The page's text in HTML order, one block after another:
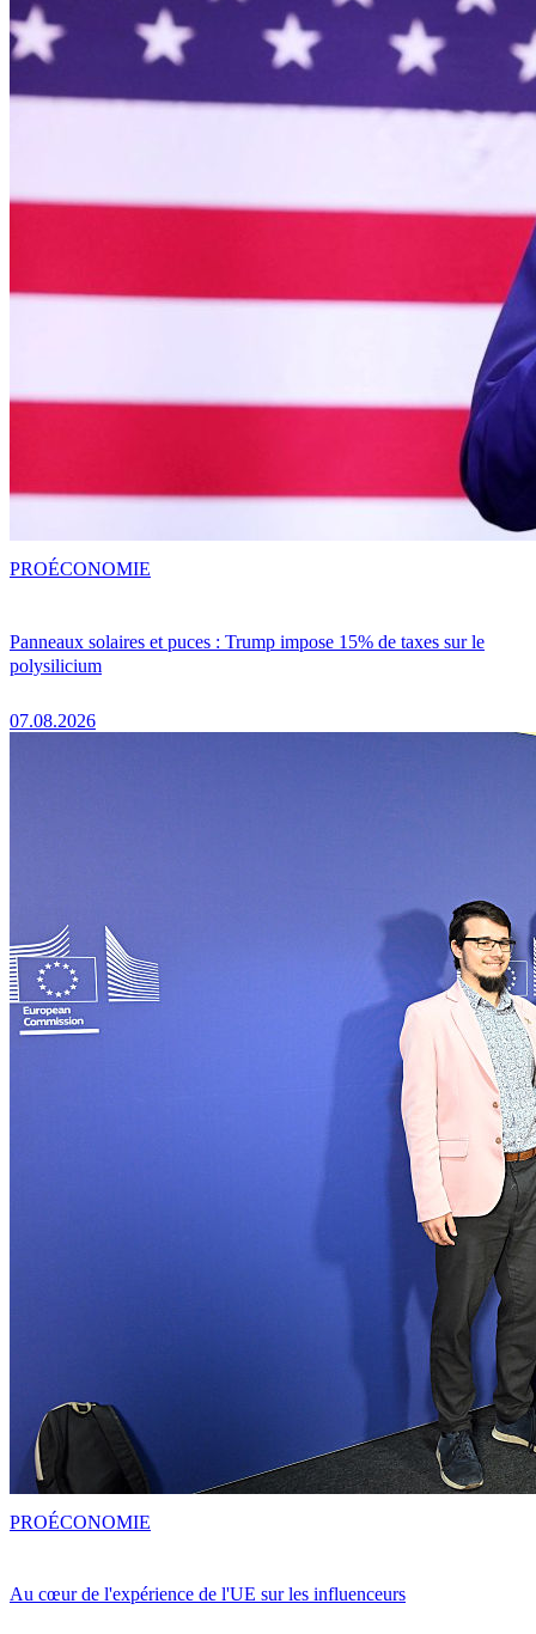
Panneaux solaires et puces : Trump impose 15% de taxes sur le
polysilicium
07.08.2026
PROÉCONOMIE
Au cœur de l'expérience de l'UE sur les influenceurs
PROÉCONOMIE